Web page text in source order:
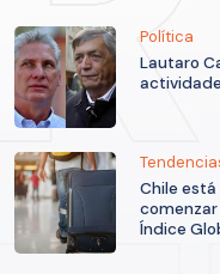
Política
Lautaro
Chile
comenzar
Índice